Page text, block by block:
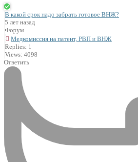
В какой срок надо забрать готовое ВНЖ?
5 лет назад
Форум
Медкомиссия на патент, РВП и ВНЖ
Replies: 1
Views: 4098
Ответить